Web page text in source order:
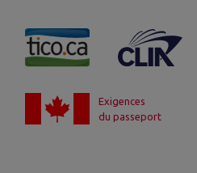
Exigences
du passeport